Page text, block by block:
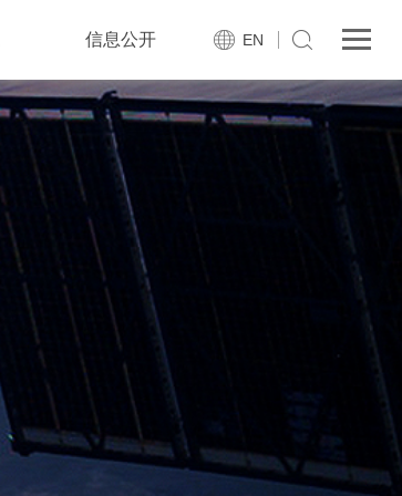
EN
信息公开